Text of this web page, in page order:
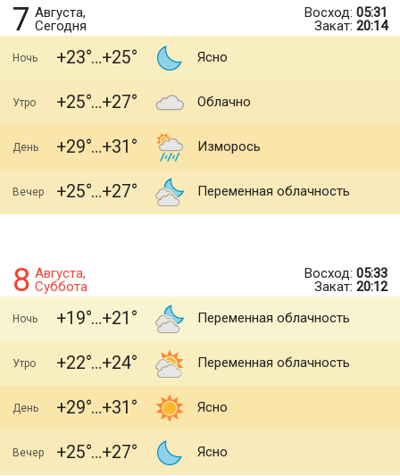
7 Августа,
Сегодня
Восход: 05:31
Закат: 20:14
Ночь +23 +25 Ясно
Утро +25 +27 Облачно
День +29 +31 Изморось
Вечер +25 +27 Переменная облачность
8 Августа,
Суббота
Восход: 05:33
Закат: 20:12
Ночь +19 +21 Переменная облачность
Утро +22 +24 Переменная облачность
День +29 +31 Ясно
Вечер +25 +27 Ясно